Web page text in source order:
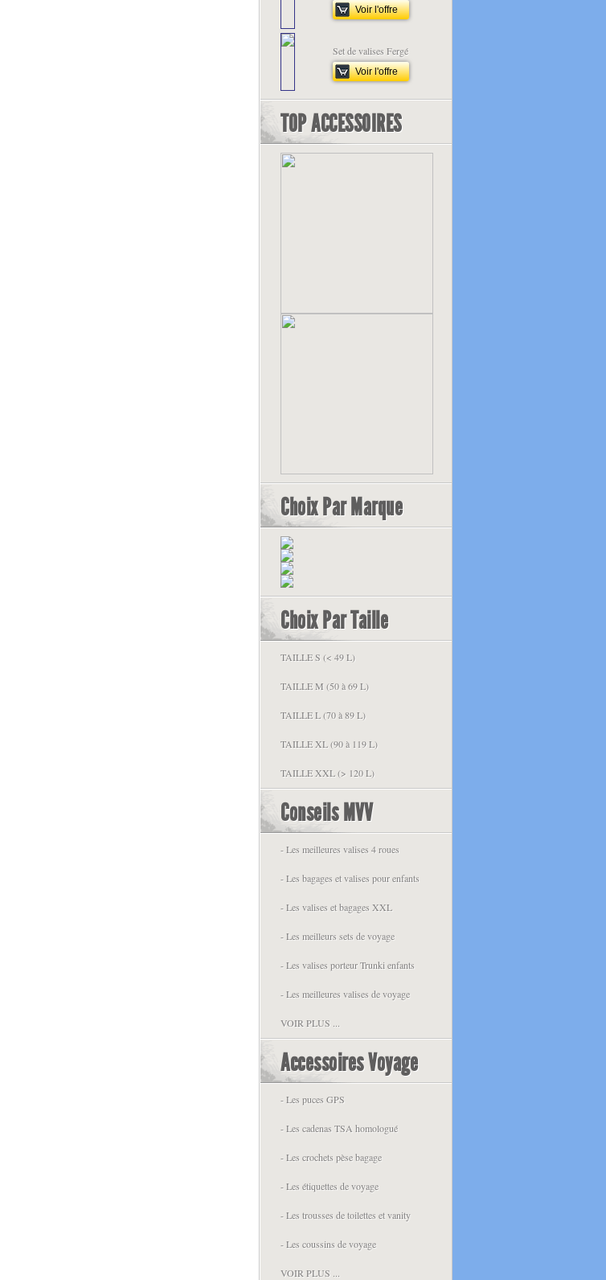
Voir l'offre
Set de valises Fergé
Voir l'offre
TOP ACCESSOIRES
Choix Par Marque
Choix Par Taille
TAILLE S (< 49 L)
TAILLE M (50 à 69 L)
TAILLE L (70 à 89 L)
TAILLE XL (90 à 119 L)
TAILLE XXL (> 120 L)
Conseils MVV
- Les meilleures valises 4 roues
- Les bagages et valises pour enfants
- Les valises et bagages XXL
- Les meilleurs sets de voyage
- Les valises porteur Trunki enfants
- Les meilleures valises de voyage
VOIR PLUS ...
Accessoires Voyage
- Les puces GPS
- Les cadenas TSA homologué
- Les crochets pèse bagage
- Les étiquettes de voyage
- Les trousses de toilettes et vanity
- Les coussins de voyage
VOIR PLUS ...